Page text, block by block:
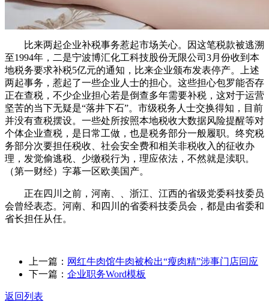
比来两起企业补税事务惹起市场关心。因这笔税款被逃溯
至1994年，二是宁波博汇化工科技股份无限公司3月份收到本
地税务要求补税5亿元的通知，比来企业颁布发表停产。上述
两起事务，惹起了一些企业人士的担心。这些担心包罗能否存
正在查税，不少企业担心若是倒查多年需要补税，这对于运营
坚苦的当下无疑是“落井下石”。市级税务人士交换得知，目前
并没有查税摆设。一些处所按照本地税收大数据风险提醒等对
个体企业查税，是日常工做，也是税务部分一般履职。终究税
务部分次要担任税收、社会安全费和相关非税收入的征收办
理，发觉偷逃税、少缴税行为，理应依法，不然就是渎职。
（第一财经）字幕一区欧美国产。
正在四川之前，河南、、浙江、江西的省级党委科技委员
会曾经表态。河南、和四川的省委科技委员会，都是由省委和
省长担任从任。
上一篇： 网红牛肉馆牛肉被检出“瘦肉精”涉事门店回应
下一篇： 企业职务Word模板
返回列表